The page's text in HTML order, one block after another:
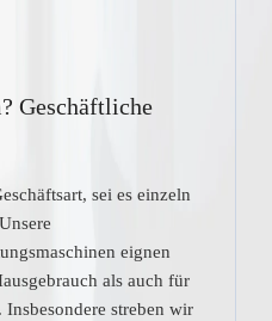
Geschäftliche
sei es einzeln
eignen
als auch für
streben wir